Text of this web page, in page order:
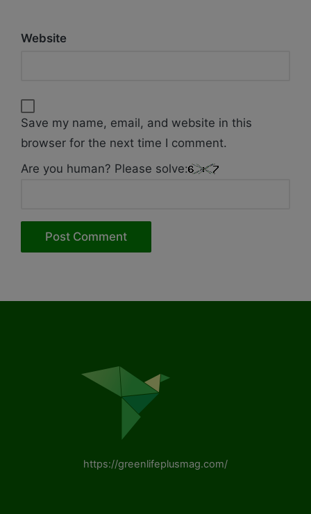
Website
Save my name, email, and website in this
browser for the next time I comment.
Are you human? Please solve:
https://greenlifeplusmag.com/